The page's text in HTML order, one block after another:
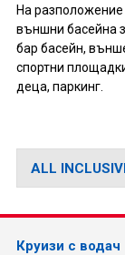
На разположение
външни басейна
бар басейн,
спортни
деца, паркинг.
ALL
Круизи с водач